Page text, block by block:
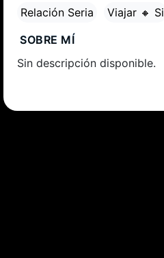
Relación Seria
Viajar 🔸 Si
SOBRE MÍ
Sin descripción disponible.